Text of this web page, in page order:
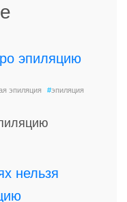
эпиляция #эпиляция